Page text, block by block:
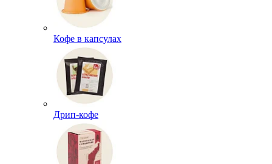
Кофе в капсулах
Дрип-кофе